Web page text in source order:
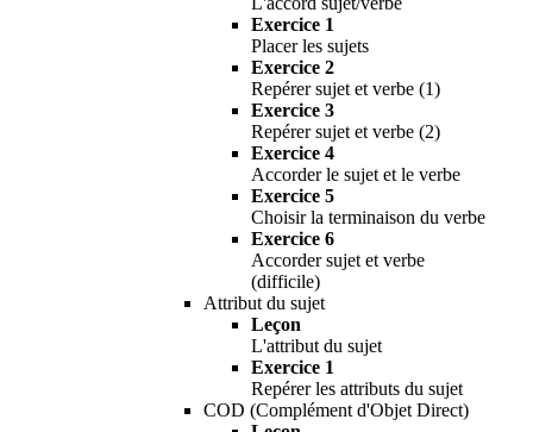
Exercice 1
Placer les sujets
Exercice 2
Repérer sujet et verbe (1)
Exercice 3
Repérer sujet et verbe (2)
Exercice 4
Accorder le sujet et le verbe
Exercice 5
Choisir la terminaison du verbe
Exercice 6
Accorder sujet et verbe
(difficile)
Attribut du sujet
Leçon
L'attribut du sujet
Exercice 1
Repérer les attributs du sujet
COD (Complément d'Objet Direct)